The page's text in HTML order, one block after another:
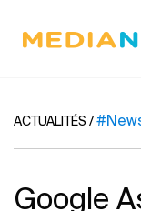
ACTUALITÉS /
Google